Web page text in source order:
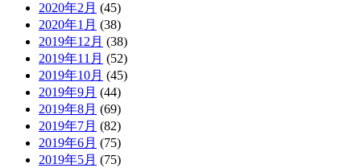
2020年2月 (45)
2020年1月 (38)
2019年12月 (38)
2019年11月 (52)
2019年10月 (45)
2019年9月 (44)
2019年8月 (69)
2019年7月 (82)
2019年6月 (75)
2019年5月 (75)